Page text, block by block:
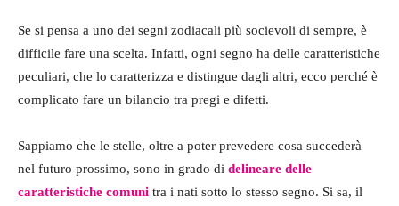
Se si pensa a uno dei segni zodiacali più socievoli di sempre, è
difficile fare una scelta. Infatti, ogni segno ha delle caratteristiche
peculiari, che lo caratterizza e distingue dagli altri, ecco perché è
complicato fare un bilancio tra pregi e difetti.
Sappiamo che le stelle, oltre a poter prevedere cosa succederà
nel futuro prossimo, sono in grado di delineare delle
caratteristiche comuni tra i nati sotto lo stesso segno. Si sa, il